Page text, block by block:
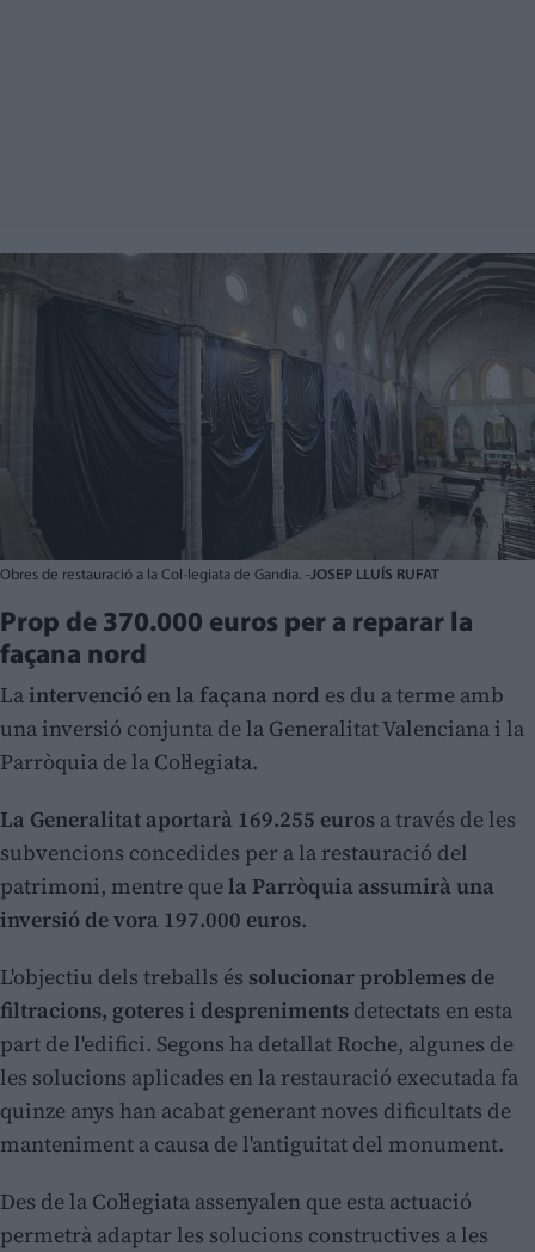
Obres de restauració a la Col·legiata de Gandia. -JOSEP LLUÍS RUFAT
Prop de 370.000 euros per a reparar la
façana nord
Laintervenció en la façana nord es du a terme amb
una inversió conjunta de la Generalitat Valenciana i la
Parròquia de la Col·legiata.
La Generalitat aportarà 169.255 euros a través de les
subvencions concedides per a la restauració del
patrimoni, mentre quela Parròquia assumirà una
inversió de vora 197.000 euros.
L'objectiu dels treballs és solucionar problemes de
filtracions, goteres i despreniments detectats en esta
part de l'edifici. Segons ha detallat Roche, algunes de
les solucions aplicades en la restauració executada fa
quinze anys han acabat generant noves dificultats de
manteniment a causa de l'antiguitat del monument.
Des de la Col·legiata assenyalen que esta actuació
permetrà adaptar les solucions constructives a les